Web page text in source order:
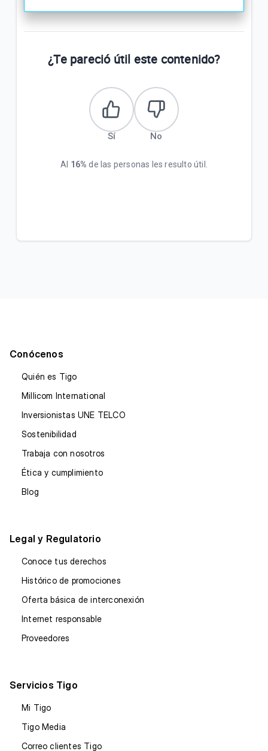
¿Te pareció útil este contenido?
Sí No
Al 16% de las personas les resulto útil.
Conócenos
Quién es Tigo
Millicom International
Inversionistas UNE TELCO
Sostenibilidad
Trabaja con nosotros
Ética y cumplimiento
Blog
Legal y Regulatorio
Conoce tus derechos
Histórico de promociones
Oferta básica de interconexión
Internet responsable
Proveedores
Servicios Tigo
Mi Tigo
Tigo Media
Correo clientes Tigo